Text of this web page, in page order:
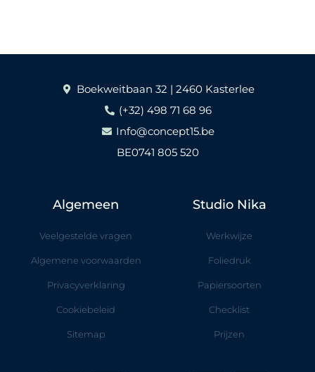
Boekweitbaan 32 | 2460 Kasterlee
(+32) 498 71 68 96
Info@concept15.be
BE0741 805 520
Algemeen
Veelgestelde vragen
Algemene voorwaarden
Privacyverklaring
Cookiebeleid
Sitemap
Studio Nika
Werkwijze
Foliedruk
Papiersoorten
Checklist
Prijzen